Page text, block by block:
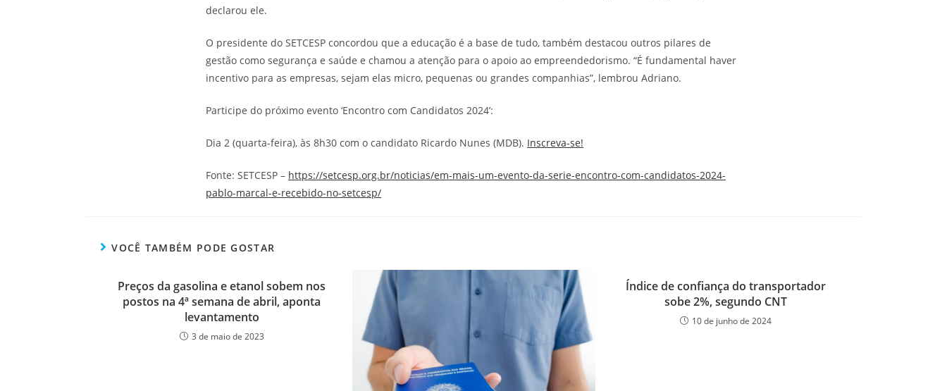
declarou ele.
O presidente do SETCESP concordou que a educação é a base de tudo, também destacou outros pilares de
gestão como segurança e saúde e chamou a atenção para o apoio ao empreendedorismo. “É fundamental haver
incentivo para as empresas, sejam elas micro, pequenas ou grandes companhias”, lembrou Adriano.
Participe do próximo evento ‘Encontro com Candidatos 2024’:
Dia 2 (quarta-feira), às 8h30 com o candidato Ricardo Nunes (MDB). Inscreva-se!
Fonte: SETCESP – https://setcesp.org.br/noticias/em-mais-um-evento-da-serie-encontro-com-candidatos-2024-
pablo-marcal-e-recebido-no-setcesp/
VOCÊ TAMBÉM PODE GOSTAR
Preços da gasolina e etanol sobem nos
postos na 4ª semana de abril, aponta
levantamento
3 de maio de 2023
Índice de confiança do transportador
sobe 2%, segundo CNT
10 de junho de 2024